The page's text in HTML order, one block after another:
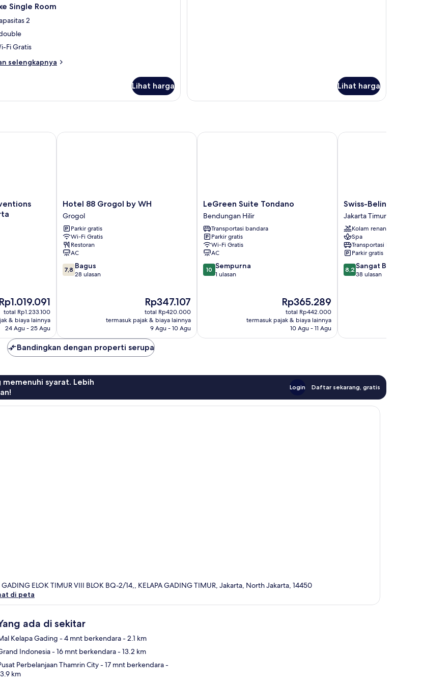
Single Room
2
Fi Gratis
selengkapnya
Lihat harga Lihat harga
Harga
sekarang
Rp1.019.091
total Rp1.233.100
& biaya lainnya
24 Agu - 25 Agu
Kelapa Gading Jakarta
Hotel
88
Grogol
by
WH
Grogol
Hotel 88 Grogol by WH
Grogol
Parkir gratis
Wi-Fi Gratis
Restoran
AC
7.8
dari
7,8 Bagus
28 ulasan
Harga
sekarang
Rp347.107
Rp347.107
total Rp420.000
termasuk pajak & biaya lainnya
9 Agu - 10 Agu
Hotel 88 Grogol by WH
LeGreen
Suite
Tondano
Bendungan
Hilir
LeGreen Suite Tondano
Bendungan Hilir
Transportasi bandara
Parkir gratis
Wi-Fi Gratis
AC
10.0
dari
10 Sempurna
1 ulasan
Harga
sekarang
Rp365.289
Rp365.289
total Rp442.000
termasuk pajak & biaya lainnya
10 Agu - 11 Agu
LeGreen Suite Tondano
Swiss-
Belinn
Cawang
Jakarta
Timur
Swiss-Belinn
Jakarta Timur
Kolam renang
Spa
Transportasi bandara
Parkir gratis
8.2
dari
8,2 Sangat Baik
38 ulasan
Swiss-Belinn Cawang
Bandingkan dengan properti serupa
syarat. Lebih
Login Daftar sekarang, gratis
GADING ELOK TIMUR VIII BLOK BQ-2/14,, KELAPA GADING TIMUR, Jakarta, North Jakarta, 14450
di peta
ada di sekitar
Kelapa Gading - 4 mnt berkendara- 2.1 km
Indonesia- 16 mnt berkendara- 13.2 km
Perbelanjaan Thamrin City- 17 mnt berkendara-
km